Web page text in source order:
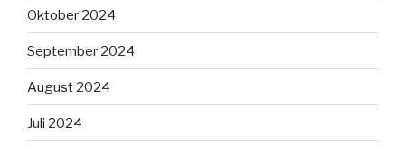
Oktober 2024
September 2024
August 2024
Juli 2024